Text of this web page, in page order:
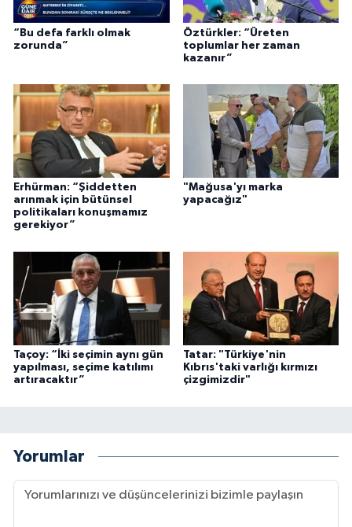
“Bu defa farklı olmak
zorunda”
Öztürkler: “Üreten
toplumlar her zaman
kazanır”
Erhürman: “Şiddetten
arınmak için bütünsel
politikaları konuşmamız
gerekiyor”
"Mağusa'yı marka
yapacağız"
Taçoy: “İki seçimin aynı gün
yapılması, seçime katılımı
artıracaktır”
Tatar: "Türkiye'nin
Kıbrıs'taki varlığı kırmızı
çizgimizdir"
Yorumlar